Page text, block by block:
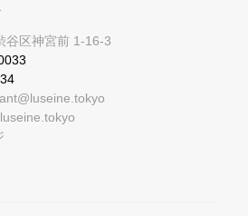
谷区神宮前 1-16-3